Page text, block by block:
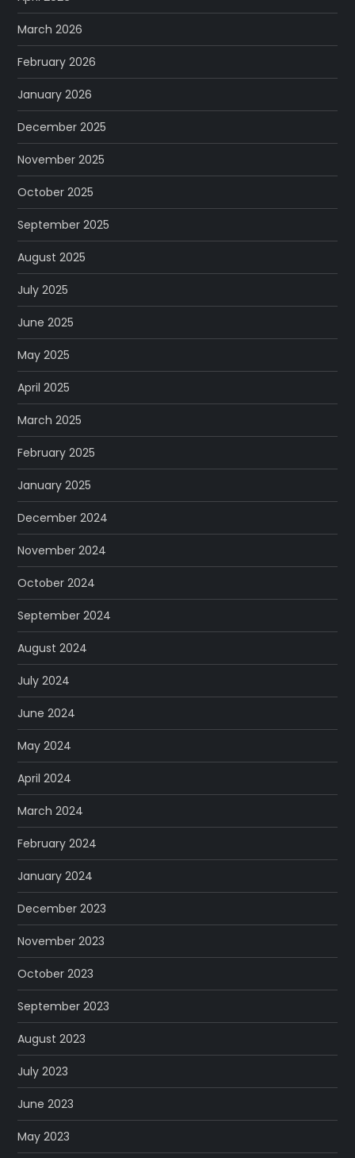
March 2026
February 2026
January 2026
December 2025
November 2025
October 2025
September 2025
August 2025
July 2025
June 2025
May 2025
April 2025
March 2025
February 2025
January 2025
December 2024
November 2024
October 2024
September 2024
August 2024
July 2024
June 2024
May 2024
April 2024
March 2024
February 2024
January 2024
December 2023
November 2023
October 2023
September 2023
August 2023
July 2023
June 2023
May 2023